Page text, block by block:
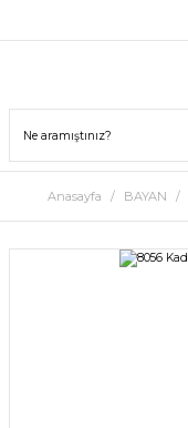
Anasayfa BAYAN